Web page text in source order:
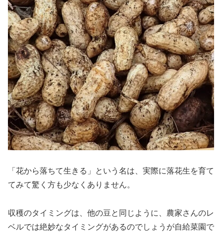
「花から落ちて生きる」という名は、実際に落花生を育て
てみて驚く方も少なくありません。
収穫のタイミングは、他の豆と同じように、農家さんのレ
ベルでは絶妙なタイミングがあるのでしょうが自給菜園で